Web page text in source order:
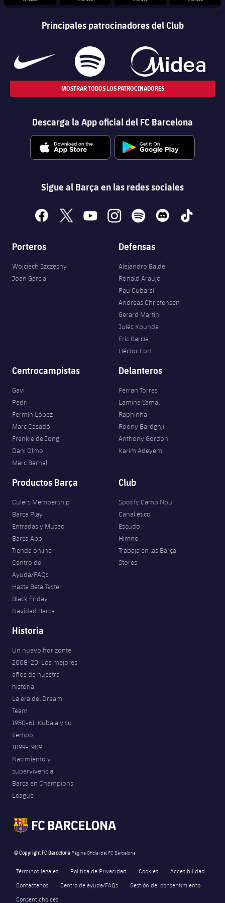
Principales patrocinadores del Club
MOSTRAR TODOS LOS PATROCINADORES
Descarga la App oficial del FC Barcelona
Sigue al Barça en las redes sociales
facebook
x youtubeinstagramspotify discord tiktok
Porteros
Wojciech Szczęsny
Joan Garcia
Defensas
Alejandro Balde
Ronald Araujo
Pau Cubarsí
Andreas Christensen
Gerard Martín
Jules Kounde
Eric García
Héctor Fort
Centrocampistas
Gavi
Pedri
Fermín López
Marc Casadó
Frenkie de Jong
Dani Olmo
Marc Bernal
Delanteros
Ferran Torres
Lamine Yamal
Raphinha
Roony Bardghji
Anthony Gordon
Karim Adeyemi
Productos Barça
Culers Membership
Barça Play
Entradas y Museo
Barça App
Tienda online
Centro de
Ayuda/FAQs
Hazte Beta Tester
Black Friday
Navidad Barça
Club
Spotify Camp Nou
Canal ético
Escudo
Himno
Trabaja en las Barça
Stores
Historia
Un nuevo horizonte
2008-20. Los mejores
años de nuestra
historia
La era del Dream
Team
1950-61. Kubala y su
tiempo
1899-1909.
Nacimiento y
supervivencia
Barça en Champions
League
© Copyright FC Barcelona Página Oficial del FC Barcelona
Términos legales Política de Privacidad Cookies
Accesibilidad
Contáctenos
Centro de ayuda/FAQs
Gestión del consentimiento
Consent choices